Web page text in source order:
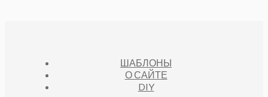
ШАБЛОНЫ
О САЙТЕ
DIY